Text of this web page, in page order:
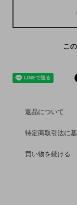
こ
返品について
特定商取引法に
買い物を続ける